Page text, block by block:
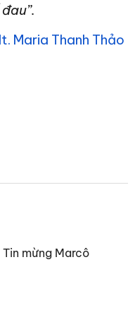
Maria Thanh Thảo
mừng Marcô